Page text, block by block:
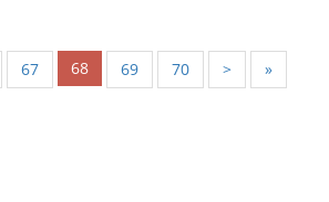
67 68 69 70 > »